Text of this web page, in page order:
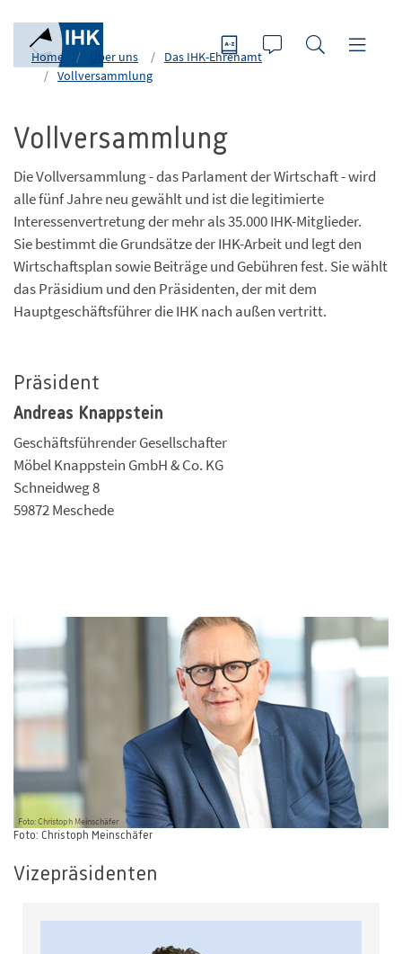
Home Über uns
Das IHK-Ehrenamt
Vollversammlung
Vollversammlung
Die Vollversammlung - das Parlament der Wirtschaft - wird
alle fünf Jahre neu gewählt und ist die legitimierte
Interessenvertretung der mehr als 35.000 IHK-Mitglieder.
Sie bestimmt die Grundsätze der IHK-Arbeit und legt den
Wirtschaftsplan sowie Beiträge und Gebühren fest. Sie wählt
das Präsidium und den Präsidenten, der mit dem
Hauptgeschäftsführer die IHK nach außen vertritt.
Präsident
Andreas Knappstein
Geschäftsführender Gesellschafter
Möbel Knappstein GmbH & Co. KG
Schneidweg 8
59872 Meschede
Foto: Christoph Meinschäfer
Foto: Christoph Meinschäfer
Vizepräsidenten